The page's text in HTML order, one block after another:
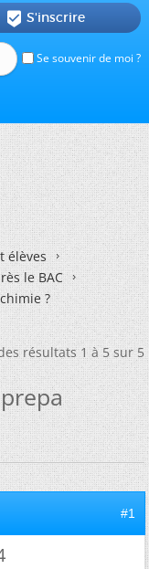
Se souvenir de moi ?
 S'inscrire
élèves
le BAC
?
résultats 1 à 5 sur 5
#1